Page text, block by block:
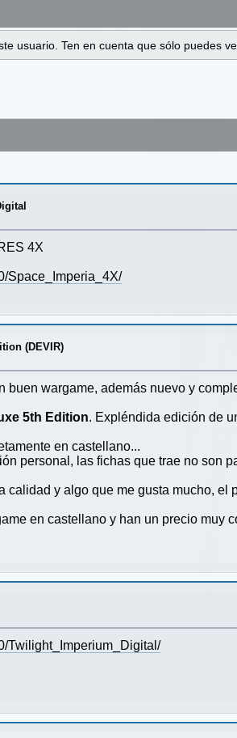
usuario. Ten en cuenta que sólo puedes
4X
Space_Imperia_4X/
(DEVIR)
buen wargame, además nuevo y
5th Edition. Expléndida edición de
en castellano...
personal, las fichas que trae no son
calidad y algo que me gusta mucho,
en castellano y han un precio muy
Twilight_Imperium_Digital/